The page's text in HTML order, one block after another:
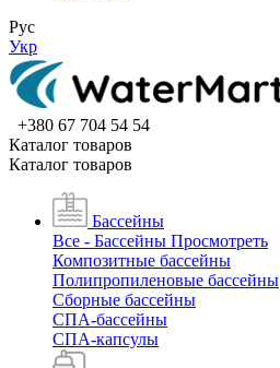
Рус
Укр
+380 67 704 54 54
Каталог товаров
Каталог товаров
Бассейны
Все - Бассейны Просмотреть
Композитные бассейны
Полипропиленовые бассейны
Сборные бассейны
СПА-бассейны
СПА-капсулы